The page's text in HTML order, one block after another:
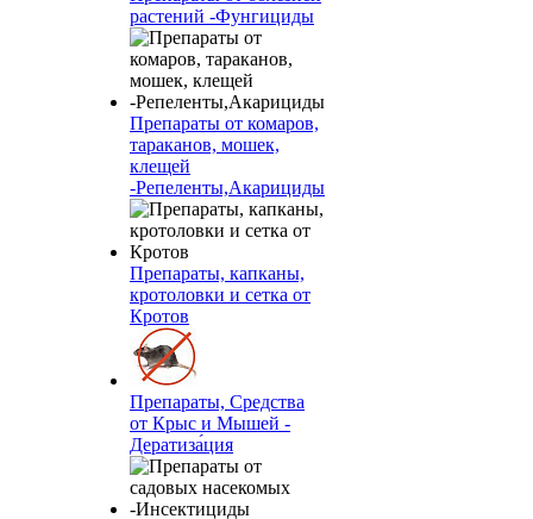
растений -Фунгициды
Препараты от комаров,
тараканов, мошек,
клещей
-Репеленты,Акарициды
Препараты, капканы,
кротоловки и сетка от
Кротов
Препараты, Средства
от Крыс и Мышей -
Дератиза́ция